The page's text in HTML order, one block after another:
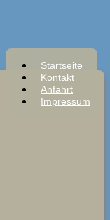
Startseite
Kontakt
Anfahrt
Impressum